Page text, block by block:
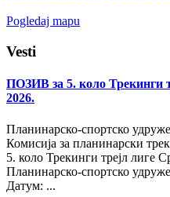
Pogledaj mapu
Vesti
ПОЗИВ за 5. коло Трекинги
2026.
Планинарско-спортско
Комисија за планинарски
5. коло Трекинги трејл лиге
Планинарско-спортско
Датум: ...